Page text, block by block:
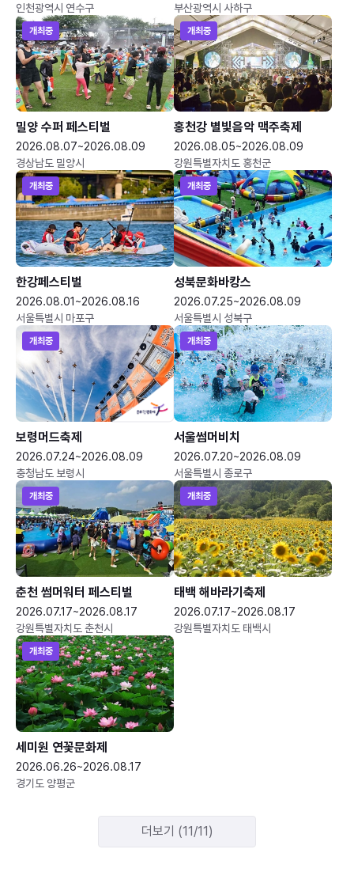
인천광역시 연수구
부산광역시 사하구
개최중
밀양 수퍼 페스티벌
2026.08.07~2026.08.09
경상남도 밀양시
개최중
홍천강 별빛음악 맥주축제
2026.08.05~2026.08.09
강원특별자치도 홍천군
개최중
한강페스티벌
2026.08.01~2026.08.16
서울특별시 마포구
개최중
성북문화바캉스
2026.07.25~2026.08.09
서울특별시 성북구
개최중
보령머드축제
2026.07.24~2026.08.09
충청남도 보령시
개최중
서울썸머비치
2026.07.20~2026.08.09
서울특별시 종로구
개최중
춘천 썸머워터 페스티벌
2026.07.17~2026.08.17
강원특별자치도 춘천시
개최중
태백 해바라기축제
2026.07.17~2026.08.17
강원특별자치도 태백시
개최중
세미원 연꽃문화제
2026.06.26~2026.08.17
경기도 양평군
더보기 (11/11)